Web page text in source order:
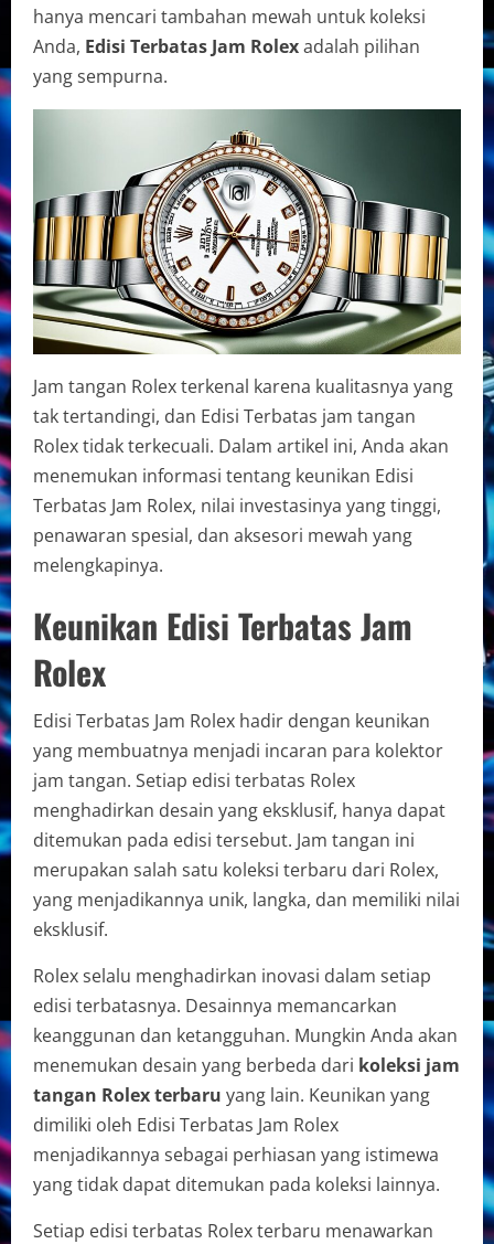
hanya mencari tambahan mewah untuk koleksi
Anda, Edisi Terbatas Jam Rolexadalah pilihan
yang sempurna.
Jam tangan Rolex terkenal karena kualitasnya yang
tak tertandingi, dan Edisi Terbatas jam tangan
Rolex tidak terkecuali. Dalam artikel ini, Anda akan
menemukan informasi tentang keunikan Edisi
Terbatas Jam Rolex, nilai investasinya yang tinggi,
penawaran spesial, dan aksesori mewah yang
melengkapinya.
Keunikan Edisi Terbatas Jam
Rolex
Edisi Terbatas Jam Rolex hadir dengan keunikan
yang membuatnya menjadi incaran para kolektor
jam tangan. Setiap edisi terbatas Rolex
menghadirkan desain yang eksklusif, hanya dapat
ditemukan pada edisi tersebut. Jam tangan ini
merupakan salah satu koleksi terbaru dari Rolex,
yang menjadikannya unik, langka, dan memiliki nilai
eksklusif.
Rolex selalu menghadirkan inovasi dalam setiap
edisi terbatasnya. Desainnya memancarkan
keanggunan dan ketangguhan. Mungkin Anda akan
menemukan desain yang berbeda dari koleksi jam
tangan Rolex terbaru yang lain. Keunikan yang
dimiliki oleh Edisi Terbatas Jam Rolex
menjadikannya sebagai perhiasan yang istimewa
yang tidak dapat ditemukan pada koleksi lainnya.
Setiap edisi terbatas Rolex terbaru menawarkan